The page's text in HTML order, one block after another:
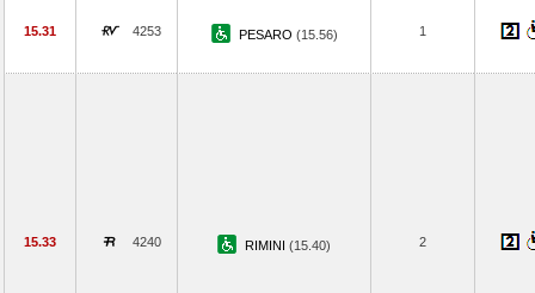
15.31 4253 PESARO (15.56) 1
15.33 4240 RIMINI (15.40) 2